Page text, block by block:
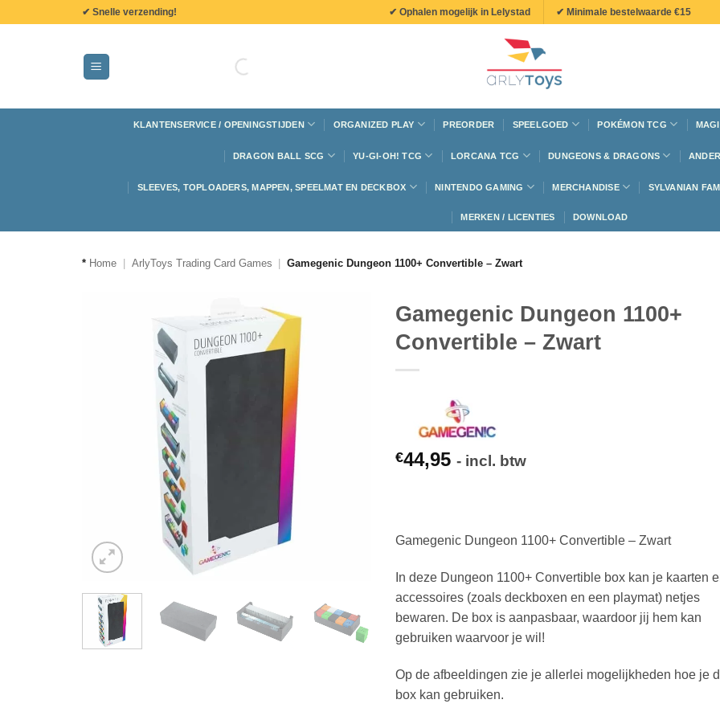
✔ Snelle verzending! ✔ Ophalen mogelijk in Lelystad ✔ Minimale bestelwaarde €15
KLANTENSERVICE / OPENINGSTIJDEN ORGANIZED PLAY PREORDER SPEELGOED POKÉMON TCG
DRAGON BALL SCG YU-GI-OH! TCG LORCANA TCG DUNGEONS & DRAGONS
SLEEVES, TOPLOADERS, MAPPEN, SPEELMAT EN DECKBOX NINTENDO GAMING MERCHANDISE SYLVANIAN
MERKEN / LICENTIES DOWNLOAD
* Home ArlyToys Trading Card Games Gamegenic Dungeon 1100+ Convertible – Zwart
Gamegenic Dungeon 1100+
Convertible – Zwart
€44,95 - incl. btw
Gamegenic Dungeon 1100+ Convertible – Zwart
In deze Dungeon 1100+ Convertible box kan je kaarten
accessoires (zoals deckboxen en een playmat) netjes
bewaren. De box is aanpasbaar, waardoor jij hem kan
gebruiken waarvoor je wil!
Op de afbeeldingen zie je allerlei mogelijkheden hoe je
box kan gebruiken.